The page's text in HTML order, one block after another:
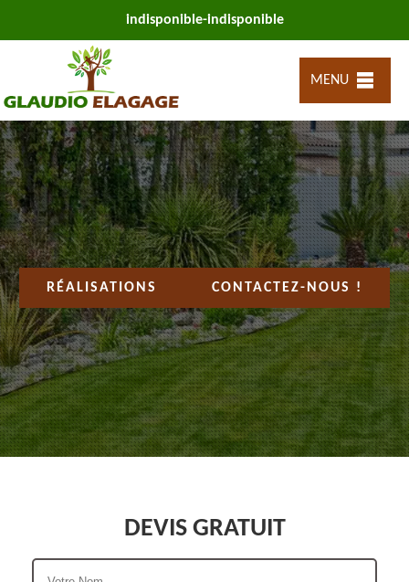
indisponible-indisponible
MENU
RÉALISATIONS CONTACTEZ-NOUS !
DEVIS GRATUIT